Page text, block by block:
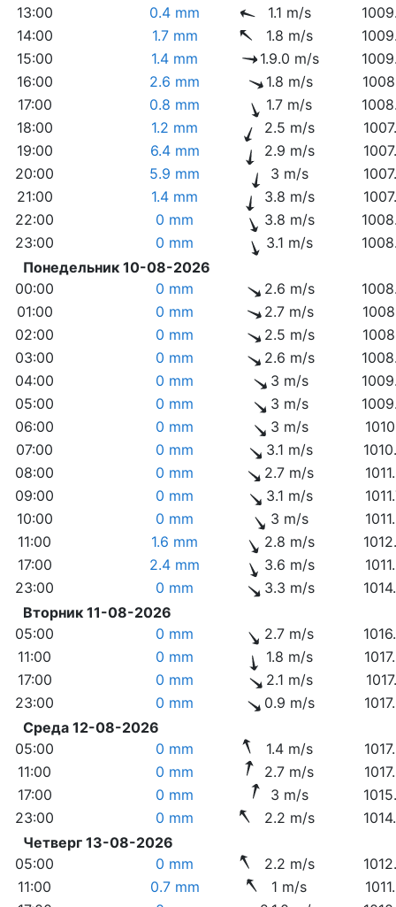
13:00
0.4 mm 1.1 m/s
14:00
1.7 mm 1.8 m/s
15:00
1.4 mm 1.9.0 m/s
16:00
2.6 mm 1.8 m/s
17:00
0.8 mm 1.7 m/s
18:00
1.2 mm 2.5 m/s
19:00
6.4 mm 2.9 m/s
20:00
5.9 mm 3 m/s
21:00
1.4 mm 3.8 m/s
22:00
0 mm 3.8 m/s
23:00
0 mm 3.1 m/s
Понедельник 10-08-2026
00:00
0 mm 2.6 m/s
01:00
0 mm 2.7 m/s
02:00
0 mm 2.5 m/s
03:00
0 mm 2.6 m/s
04:00
0 mm 3 m/s
05:00
0 mm 3 m/s
06:00
0 mm 3 m/s
07:00
0 mm 3.1 m/s
08:00
0 mm 2.7 m/s
09:00
0 mm 3.1 m/s
10:00
0 mm 3 m/s
11:00
1.6 mm 2.8 m/s
17:00
2.4 mm 3.6 m/s
23:00
0 mm 3.3 m/s
Вторник 11-08-2026
05:00
0 mm 2.7 m/s
11:00
0 mm 1.8 m/s
17:00
0 mm 2.1 m/s
23:00
0 mm 0.9 m/s
Среда 12-08-2026
05:00
0 mm 1.4 m/s
11:00
0 mm 2.7 m/s
17:00
0 mm 3 m/s
23:00
0 mm 2.2 m/s
Четверг 13-08-2026
05:00
0 mm 2.2 m/s
11:00
0.7 mm 1 m/s